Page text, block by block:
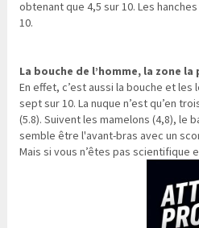
obtenant que 4,5 sur 10. Les
10.
La bouche de l’homme, la zone
En effet, c’est aussi la bouche et
sept sur 10. La nuque n’est qu’en
(5.8). Suivent les mamelons (4,8), le
semble être l'avant-bras avec un
Mais si vous n’êtes pas scientifique